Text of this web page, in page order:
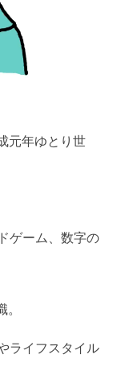
元年ゆとり世
ゲーム、数字の
ライフスタイル